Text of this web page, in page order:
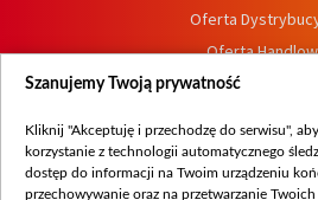
Oferta
Oferta
Dostępność
Procedura zgłoszeń
Szanujemy Twoją prywatność
Kliknij "Akceptuję i przechodzę do serwisu",
korzystanie z technologii automatycznego
dostęp do informacji na Twoim urządzeniu
przechowywanie oraz na przetwarzanie